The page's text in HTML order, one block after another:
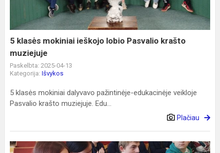
krašto
muziejuje
5 klasės mokiniai ieškojo lobio Pasvalio krašto
muziejuje
Paskelbta: 2025-04-13
Kategorija: Išvykos
5 klasės mokiniai dalyvavo pažintinėje-edukacinėje veikloje
Pasvalio krašto muziejuje. Edu...
Plačiau
Lietuvos